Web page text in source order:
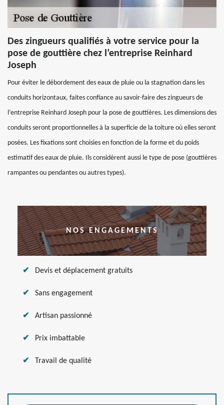
Des zingueurs qualifiés à votre service pour la
pose de gouttière chez l’entreprise Reinhard
Joseph
Pour éviter le débordement des eaux de pluie ou la stagnation dans les
conduits horizontaux, faites confiance au savoir-faire des zingueurs de
l’entreprise Reinhard Joseph pour la pose de gouttières. Les dimensions des
conduits seront proportionnelles à la superficie de la toiture où elles seront
posées. Les fixations sont choisies en fonction de la forme et du poids
estimatif des eaux de pluie. Ils considèrent aussi le type de pose (gouttières
rampantes ou pendantes ou autres types).
NOS ENGAGEMENTS
Devis et déplacement gratuits
Sans engagement
Artisan passionné
Prix imbattable
Travail de qualité